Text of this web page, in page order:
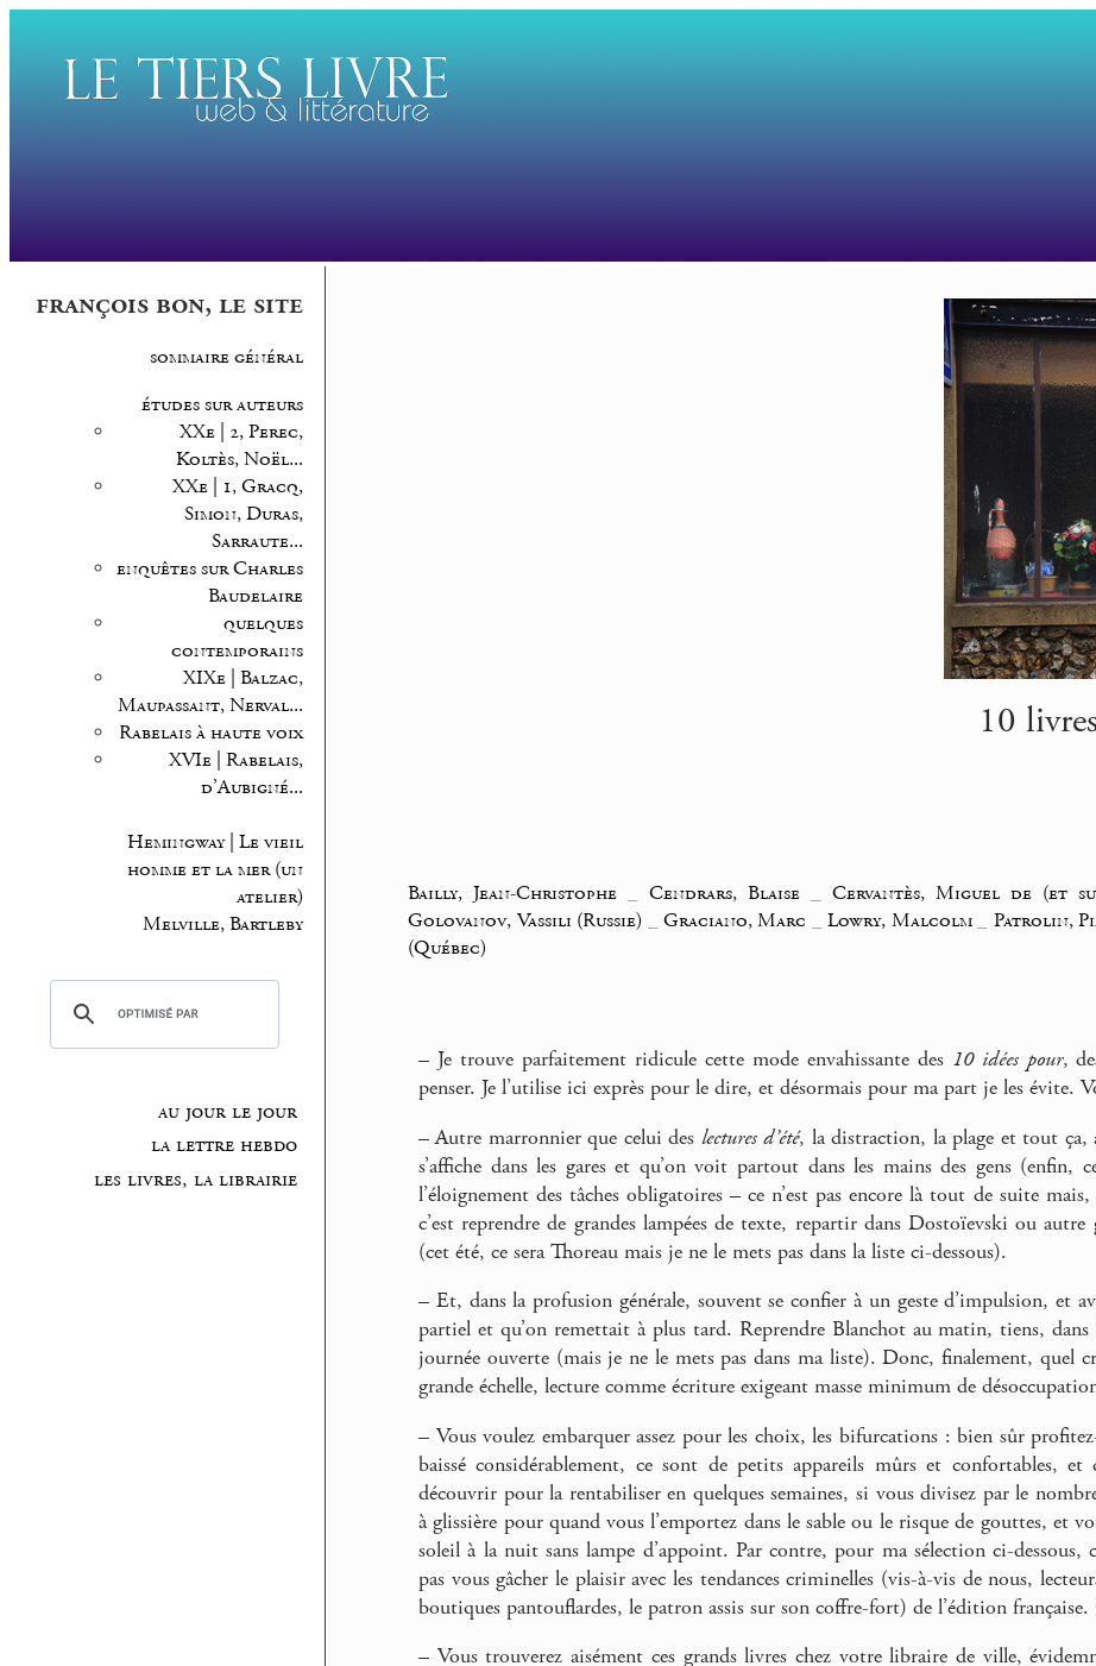
françois bon, le site
sommaire général
études sur auteurs
XXe | 2, Perec,
Koltès, Noël...
XXe | 1, Gracq,
Simon, Duras,
Sarraute...
enquêtes sur Charles
Baudelaire
quelques
contemporains
XIXe | Balzac,
Maupassant, Nerval...
Rabelais à haute voix
XVIe | Rabelais,
d’Aubigné...
Hemingway | Le vieil
homme et la mer (un
atelier)
Melville, Bartleby
au jour le jour
la lettre hebdo
les livres, la librairie
10
Bailly, Jean-Christophe _Cendrars, Blaise _Cervantès, Miguel de (et
Golovanov, Vassili (Russie)
Graciano, Marc _Lowry, Malcolm Patrolin,
(Québec)
– Je trouve parfaitement ridicule cette mode envahissante des 10 idées pour,
penser. Je l’utilise ici exprès pour le dire, et désormais pour ma part je les évite.
–Autre marronnier que celui des lectures d’été, la distraction, la plage et tout ça,
s’affiche dans les gares et qu’on voit partout dans les mains des gens
l’éloignement des tâches obligatoires – ce n’est pas encore là tout de suite
c’est reprendre de grandes lampées de texte, repartir dans Dostoïevski ou
(cet été, ce sera Thoreau mais je ne le mets pas dans la liste ci-dessous).
– Et, dans la profusion générale, souvent se confier à un geste d’impulsion, et
partiel et qu’on remettait à plus tard. Reprendre Blanchot au matin, tiens, dans
journée ouverte (mais je ne le mets pas dans ma liste). Donc, finalement, quel
grande échelle, lecture comme écriture exigeant masse minimum de
– Vous voulez embarquer assez pour les choix, les bifurcations : bien sûr
baissé considérablement, ce sont de petits appareils mûrs et confortables,
découvrir pour la rentabiliser en quelques semaines, si vous divisez par le
à glissière pour quand vous l’emportez dans le sable ou le risque de gouttes, et
soleil à la nuit sans lampe d’appoint. Par contre, pour ma sélection ci-dessous,
pas vous gâcher le plaisir avec les tendances criminelles (vis-à-vis de nous,
boutiques pantouflardes, le patron assis sur son coffre-fort) de l’édition
– Vous trouverez aisément ces grands livres chez votre libraire de ville,